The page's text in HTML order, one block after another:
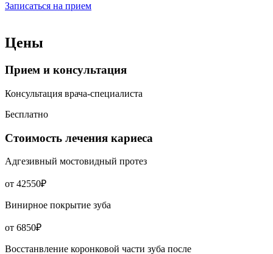
Записаться на прием
Цены
Прием и консультация
Консультация врача-специалиста
Бесплатно
Стоимость лечения кариеса
Адгезивный мостовидный протез
от 42550₽
Винирное покрытие зуба
от 6850₽
Восстанвление коронковой части зуба после